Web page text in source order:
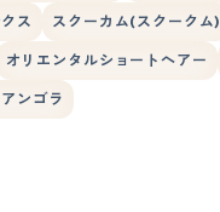
ス スクーカム(スクークム)
オリエンタルショートヘアー
ンゴラ